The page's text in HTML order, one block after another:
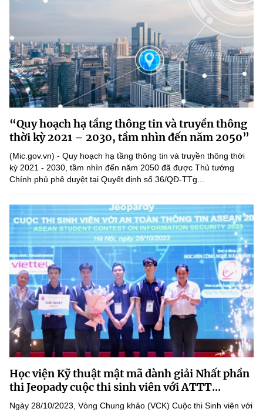
“Quy hoạch hạ tầng thông tin và truyền thông
thời kỳ 2021 – 2030, tầm nhìn đến năm 2050”
(Mic.gov.vn) - Quy hoạch hạ tầng thông tin và truyền thông thời
kỳ 2021 - 2030, tầm nhìn đến năm 2050 đã được Thủ tướng
Chính phủ phê duyệt tại Quyết định số 36/QĐ-TTg...
Học viện Kỹ thuật mật mã dành giải Nhất phần
thi Jeopady cuộc thi sinh viên với ATTT...
Ngày 28/10/2023, Vòng Chung khảo (VCK) Cuộc thi Sinh viên với